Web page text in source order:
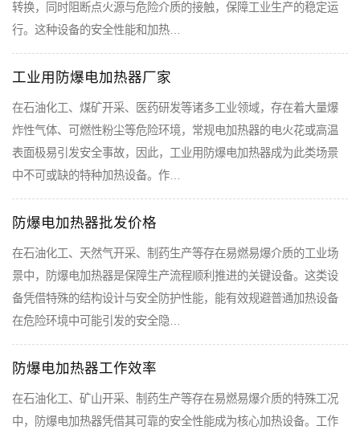
转换，同时阻断点火源与危险介质的接触，保障工业生产的稳定运
行。这种设备的安全性能和加热…
工业用防爆电加热器厂家
在石油化工、煤矿开采、医药研发等诸多工业领域，存在着大量爆
炸性气体、可燃性粉尘等危险环境，常规电加热器的电火花或高温
表面极易引发安全事故，因此，工业用防爆电加热器成为此类场景
中不可或缺的特种加热设备。作…
防爆电加热器批发价格
在石油化工、天然气开采、制药生产等存在易燃易爆介质的工业场
景中，防爆电加热器是保障生产流程顺利推进的关键设备。这类设
备凭借特殊的结构设计与安全防护性能，能有效规避普通加热设备
在危险环境中可能引发的安全隐…
防爆电加热器工作效率
在石油化工、矿山开采、制药生产等存在易燃易爆介质的特殊工况
中，防爆电加热器凭借其可靠的安全性能成为核心加热设备。工作